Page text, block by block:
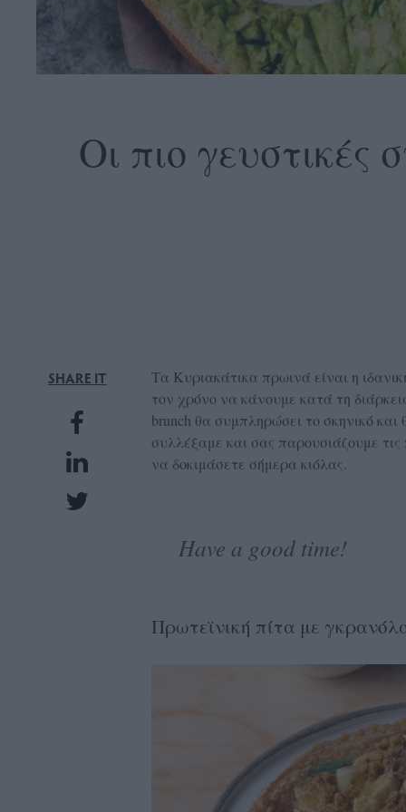
Οι πιο γευστικές
SHARE IT
Τα Κυριακάτικα πρωινά είναι η
τον χρόνο να κάνουμε κατά τη
brunch θα συμπληρώσει το σκηνικό και
συλλέξαμε και σας παρουσιάζουμε
να δοκιμάσετε σήμερα κιόλας.
Have a good time!
Πρωτεϊνική πίτα με